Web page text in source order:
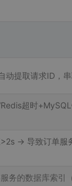
动提取请求ID，
超时
>2s → 导致订单
务的数据库索